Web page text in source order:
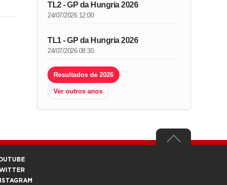
TL2 - GP da Hungria 2026
24/07/2026 12:00
TL1 - GP da Hungria 2026
24/07/2026 08:30
Resultados de 2026
Ver outros anos